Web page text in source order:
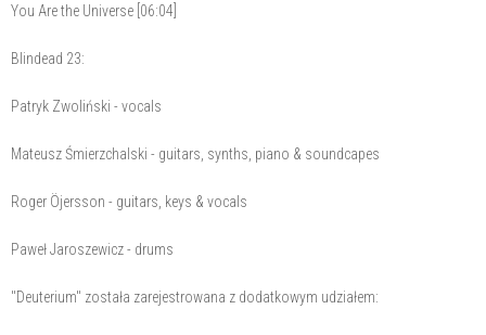
You Are the Universe [06:04]
Blindead 23:
Patryk Zwoliński - vocals
Mateusz Śmierzchalski - guitars, synths, piano & soundcapes
Roger Öjersson - guitars, keys & vocals
Paweł Jaroszewicz - drums
"Deuterium" została zarejestrowana z dodatkowym udziałem: